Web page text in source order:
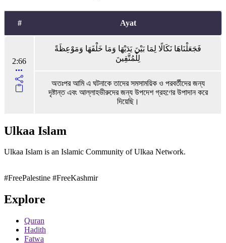
# Ayat
2:66
فَجَعَلْنَاهَا نَكَالًا لِمَا بَيْنَ يَدَيْهَا وَمَا خَلْفَهَا وَمَوْعِظَةً
لِلْمُتَّقِينَ
অতঃপর আমি এ ঘটনাকে তাদের সমসাময়িক ও পরবর্তীদের জন্য
দৃষ্টান্ত এবং আল্লাহভীরুদের জন্য উপদেশ গ্রহণের উপাদান করে
দিয়েছি।
Ulkaa Islam
Ulkaa Islam is an Islamic Community of Ulkaa Network.
#FreePalestine #FreeKashmir
Explore
Quran
Hadith
Fatwa